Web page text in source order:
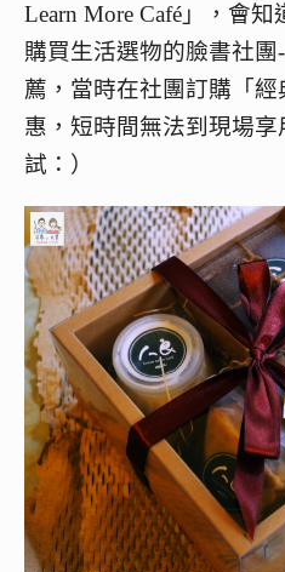
Learn More Café」，會
購買生活選物的臉書社
薦，當時在社團訂購「
惠，短時間無法到現場
試：）